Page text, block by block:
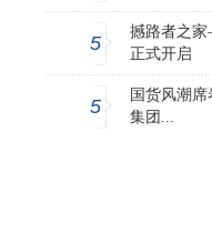
5
撼路者之
正式开启
5
国货风潮
集团...